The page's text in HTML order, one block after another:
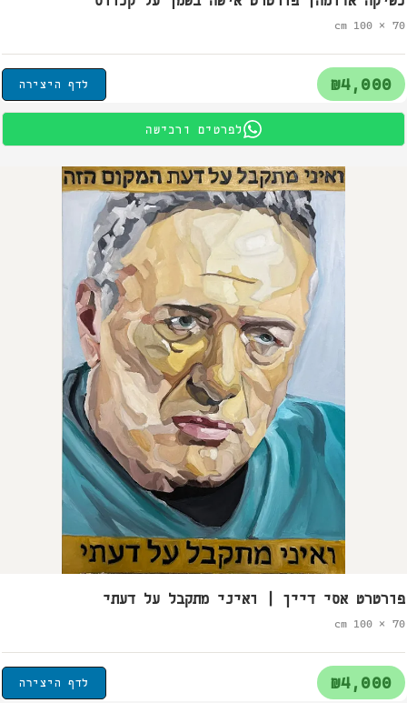
70 × 100 cm
₪4,000 לדף היצירה
לפרטים ורכישה
פורטרט אסי דיין | ואיני מתקבל על דעתי
70 × 100 cm
₪4,000 לדף היצירה